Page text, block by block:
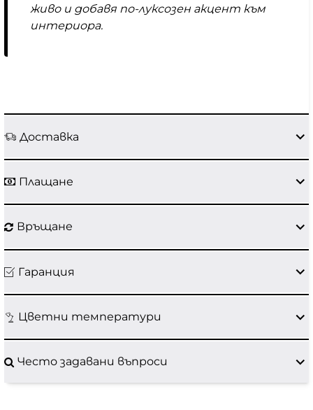
живо и добавя по-луксозен акцент към
интериора.
Доставка
Плащане
Връщане
Гаранция
Цветни температури
Често задавани въпроси